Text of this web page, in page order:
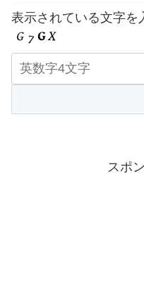
表示されている文字
スポ